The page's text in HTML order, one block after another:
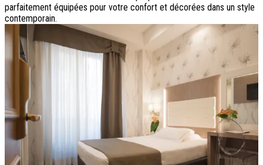
parfaitement équipées pour votre confort et décorées dans un style
contemporain.